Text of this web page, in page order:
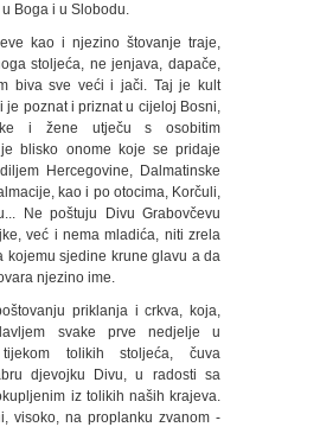
Boga i u Slobodu.
kao i njezino štovanje traje,
stoljeća, ne jenjava, dapače,
biva sve veći i jači. Taj je kult
je poznat i priznat u cijeloj Bosni,
i žene utječu s osobitim
blisko onome koje se pridaje
Hercegovine, Dalmatinske
kao i po otocima, Korčuli,
Ne poštuju Divu Grabovčevu
već i nema mladića, niti zrela
kojemu sjedine krune glavu a da
njezino ime.
priklanja i crkva, koja,
svake prve nedjelje u
tolikih stoljeća, čuva
djevojku Divu, u radosti sa
iz tolikih naših krajeva.
visoko, na proplanku zvanom -